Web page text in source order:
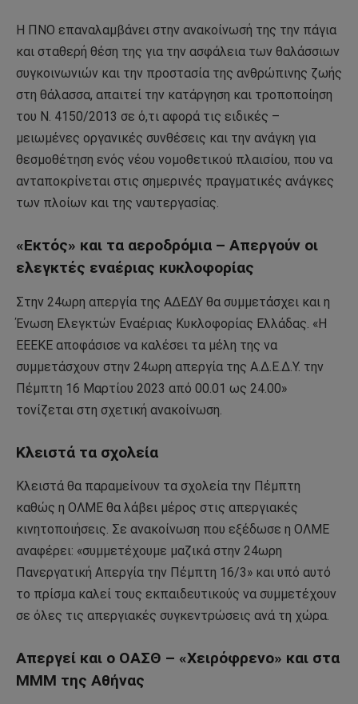
Η ΠΝΟ επαναλαμβάνει στην ανακοίνωσή της την πάγια
και σταθερή θέση της για την ασφάλεια των θαλάσσιων
συγκοινωνιών και την προστασία της ανθρώπινης ζωής
στη θάλασσα, απαιτεί την κατάργηση και τροποποίηση
του Ν. 4150/2013 σε ό,τι αφορά τις ειδικές –
μειωμένες οργανικές συνθέσεις και την ανάγκη για
θεσμοθέτηση ενός νέου νομοθετικού πλαισίου, που να
ανταποκρίνεται στις σημερινές πραγματικές ανάγκες
των πλοίων και της ναυτεργασίας.
«Εκτός» και τα αεροδρόμια – Απεργούν οι
ελεγκτές εναέριας κυκλοφορίας
Στην 24ωρη απεργία της ΑΔΕΔΥ θα συμμετάσχει και η
Ένωση Ελεγκτών Εναέριας Κυκλοφορίας Ελλάδας. «Η
ΕΕΕΚΕ αποφάσισε να καλέσει τα μέλη της να
συμμετάσχουν στην 24ωρη απεργία της Α.Δ.Ε.Δ.Υ. την
Πέμπτη 16 Μαρτίου 2023 από 00.01 ως 24.00»
τονίζεται στη σχετική ανακοίνωση.
Kλειστά τα σχολεία
Κλειστά θα παραμείνουν τα σχολεία την Πέμπτη
καθώς η ΟΛΜΕ θα λάβει μέρος στις απεργιακές
κινητοποιήσεις. Σε ανακοίνωση που εξέδωσε η ΟΛΜΕ
αναφέρει: «συμμετέχουμε μαζικά στην 24ωρη
Πανεργατική Απεργία την Πέμπτη 16/3» και υπό αυτό
το πρίσμα καλεί τους εκπαιδευτικούς να συμμετέχουν
σε όλες τις απεργιακές συγκεντρώσεις ανά τη χώρα.
Απεργεί και ο ΟΑΣΘ – «Χειρόφρενο» και στα
ΜΜΜ της Αθήνας